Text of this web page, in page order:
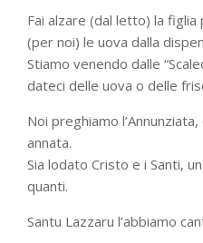
Fai alzare (dal letto) la
(per noi) le uova dalla
Stiamo venendo dalle
dateci delle uova o delle
Noi preghiamo
annata.
Sia lodato Cristo e i Santi,
quanti.
Santu Lazzaru l’abbiamo